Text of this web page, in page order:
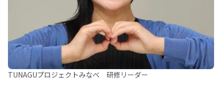
TUNAGUプロジェクトみなべ 研修リーダー